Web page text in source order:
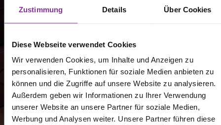
Zustimmung Details Über Cookies
Diese Webseite verwendet Cookies
Wir verwenden Cookies, um Inhalte und Anzeigen zu
personalisieren, Funktionen für soziale Medien anbieten zu
können und die Zugriffe auf unsere Website zu analysieren.
Außerdem geben wir Informationen zu Ihrer Verwendung
unserer Website an unsere Partner für soziale Medien,
Werbung und Analysen weiter. Unsere Partner führen diese